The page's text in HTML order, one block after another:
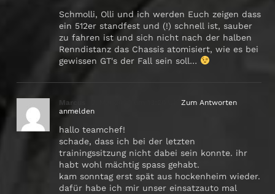
Schmolli, Olli und ich werden Euch zeigen dass
ein 512er standfest und (!) schnell ist, sauber
zu fahren ist und sich nicht nach der halben
Renndistanz das Chassis atomisiert, wie es bei
gewissen GT's der Fall sein soll…
Marcus 2. Mai 2007 um 13:20 UhrZum Antworten
anmelden
hallo teamchef!
schade, dass ich bei der letzten
trainingssitzung nicht dabei sein konnte. ihr
habt wohl mächtig spass gehabt.
kam sonntag erst spät aus hockenheim wieder.
dafür habe ich mir unser einsatzauto mal